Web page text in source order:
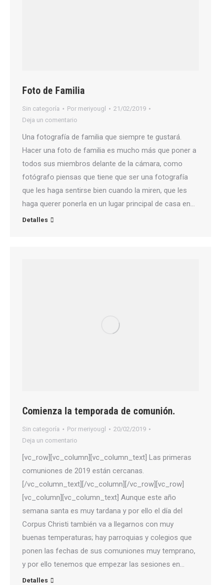
Foto de Familia
Sin categoría Por meriyougl
21/02/2019
Deja un comentario
Una fotografía de familia que siempre te gustará.
Hacer una foto de familia es mucho más que poner a
todos sus miembros delante de la cámara, como
fotógrafo piensas que tiene que ser una fotografía
que les haga sentirse bien cuando la miren, que les
haga querer ponerla en un lugar principal de casa en…
Detalles
Comienza la temporada de comunión.
Sin categoría Por meriyougl
20/02/2019
Deja un comentario
[vc_row][vc_column][vc_column_text] Las primeras
comuniones de 2019 están cercanas.
[/vc_column_text][/vc_column][/vc_row][vc_row]
[vc_column][vc_column_text] Aunque este año
semana santa es muy tardana y por ello el día del
Corpus Christi también va a llegarnos con muy
buenas temperaturas; hay parroquias y colegios que
ponen las fechas de sus comuniones muy temprano,
y por ello tenemos que empezar las sesiones en…
Detalles